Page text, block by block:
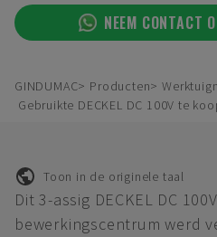
NEEM CONTACT
GINDUMAC Producten
Gebruikte DECKEL DC 100V te
Toon in de originele taal
Dit 3-assig DECKEL DC
bewerkingscentrum werd